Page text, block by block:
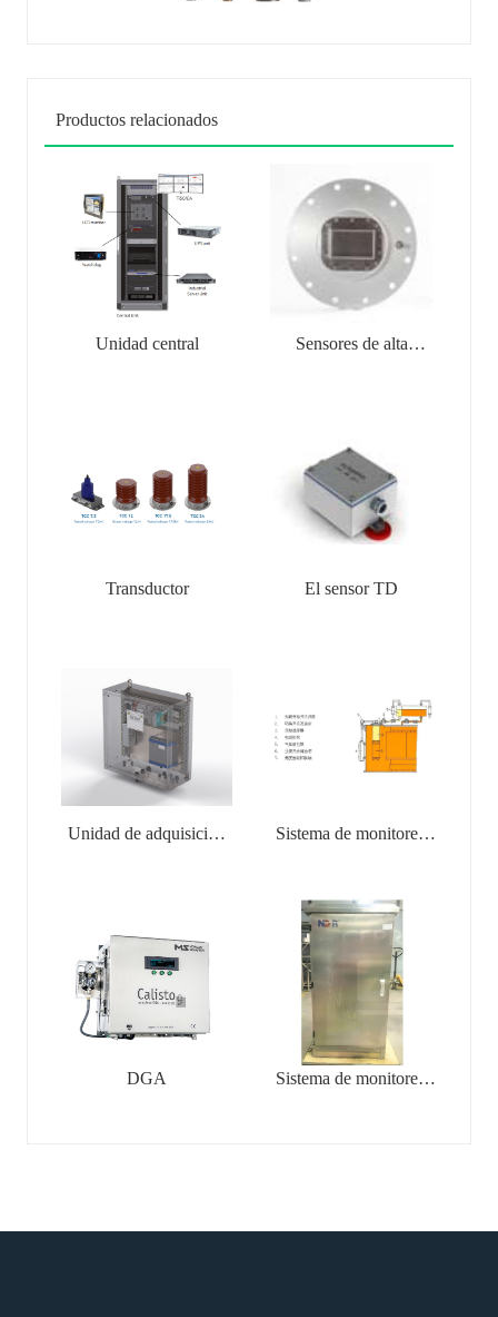
Productos relacionados
Unidad central
Sensores de alta
Transductor El sensor TD
Unidad de adquisición
Sistema de monitoreo
reguladores de tensión
con carga
DGA
Sistema de monitoreo